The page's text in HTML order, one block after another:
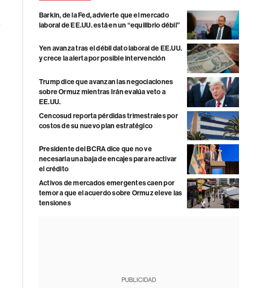
Barkin, de la Fed, advierte que el mercado
laboral de EE.UU. está en un “equilibrio débil”
Yen avanza tras el débil dato laboral de EE.UU.
y crece la alerta por posible intervención
Trump dice que avanzan las negociaciones
sobre Ormuz mientras Irán evalúa veto a
EE.UU.
Cencosud reporta pérdidas trimestrales por
costos de su nuevo plan estratégico
Presidente del BCRA dice que no ve
necesaria una baja de encajes para reactivar
el crédito
Activos de mercados emergentes caen por
temor a que el acuerdo sobre Ormuz eleve las
tensiones
PUBLICIDAD